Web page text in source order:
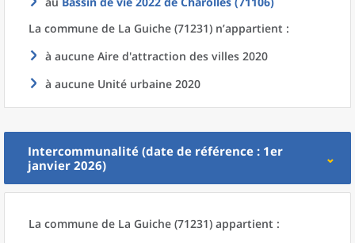
La commune de La Guiche (71231) n’appartient :
à aucune Aire d'attraction des villes 2020
à aucune Unité urbaine 2020
Intercommunalité (date de référence : 1er
janvier 2026)
La commune de La Guiche (71231) appartient :